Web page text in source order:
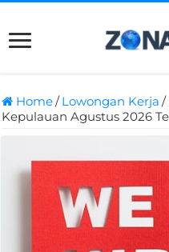
Home/Lowongan Kerja /
Kepulauan Agustus 2026